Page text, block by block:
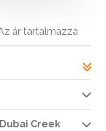
ár tartalmazza
Creek